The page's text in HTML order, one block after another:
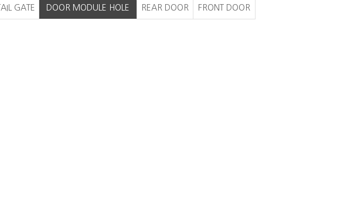
TAIL GATE DOOR MODULE HOLE REAR DOOR FRONT DOOR